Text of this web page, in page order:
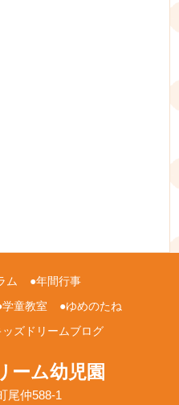
ム
年間行事
学童教室
ゆめのたね
ッズドリームブログ
ーム幼児園
尾仲588-1